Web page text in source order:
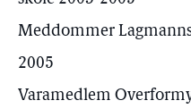
Meddommer
2005
Varamedlem